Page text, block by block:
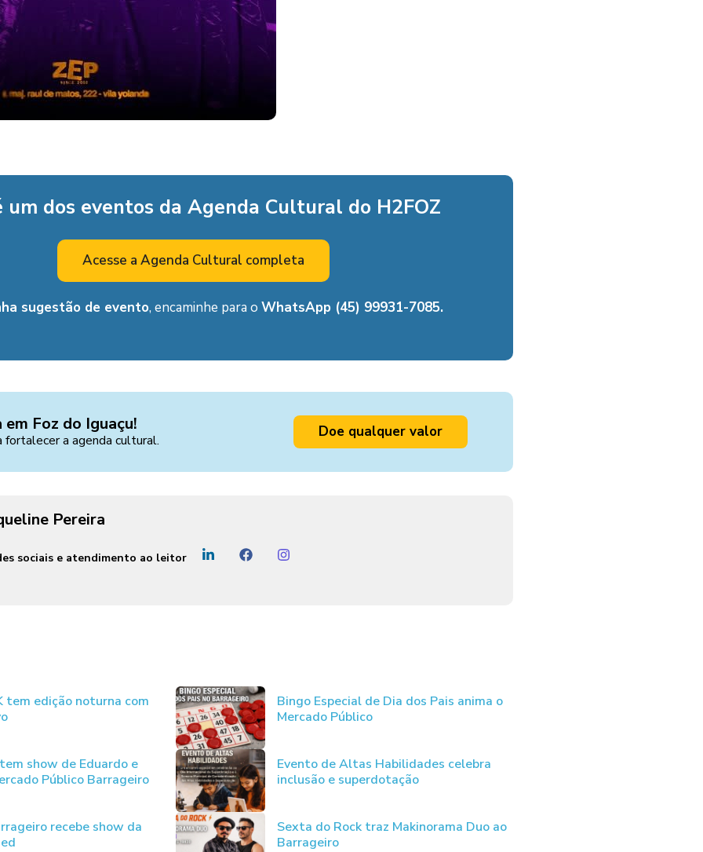
um dos eventos da Agenda Cultural do H2FOZ
Acesse a Agenda Cultural completa
sugestão de evento, encaminhe para o WhatsApp (45) 99931-7085.
Foz do Iguaçu!
fortalecer a agenda cultural. Doe qualquer valor
Pereira
sociais e atendimento ao leitor
tem edição noturna com
Bingo Especial de Dia dos Pais anima o
Mercado Público
show de Eduardo e
Público Barrageiro
Evento de Altas Habilidades celebra
inclusão e superdotação
recebe show da
Sexta do Rock traz Makinorama Duo ao
Barrageiro